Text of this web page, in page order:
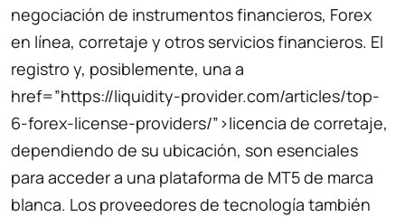
negociación de instrumentos financieros, Forex
en línea, corretaje y otros servicios financieros. El
registro y, posiblemente, una a
href=”https://liquidity-provider.com/articles/top-
6-forex-license-providers/”>licencia de corretaje,
dependiendo de su ubicación, son esenciales
para acceder a una plataforma de MT5 de marca
blanca. Los proveedores de tecnología también